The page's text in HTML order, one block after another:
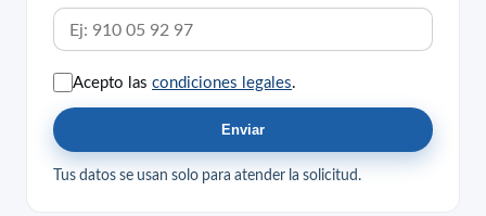
Acepto las condiciones legales
Enviar
Tus datos se usan solo para atender la solicitud.